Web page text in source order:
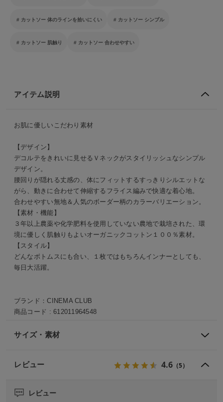
カットソー 体のラインを拾いにくい カットソー シンプル
カットソー 肌触り カットソー 合わせやすい
アイテム説明
お肌に優しいこだわり素材
【デザイン】
デコルテをきれいに見せるＶネックがスタイリッシュなシンプル
デザイン。
腰回りが隠れる丈感の、体にフィットするすっきりシルエットな
がら、動きに合わせて伸縮するフライス編みで快適な着心地。
合わせやすい無地＆人気のボーダー柄のカラーバリエーション。
【素材・機能】
３年以上農薬や化学肥料を使用していない農地で栽培された、環
境に優しく肌触りもよいオーガニックコットン１００％素材。
【スタイル】
どんなボトムスにも合い、１枚ではもちろんインナーとしても、
毎日大活躍。
ブランド：CINEMA CLUB
商品コード :612011964548
サイズ・素材
レビュー 4.6 （5）
レビュー